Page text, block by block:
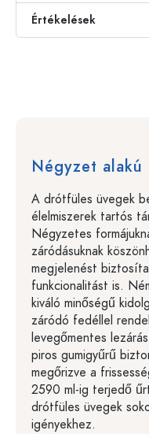
Értékelések
Négyzet
A drótfüles üvegek
élelmiszerek tartós
Négyzetes
záródásuknak
megjelenést
funkcionalitást is.
kiváló minőségű
záródó fedéllel
levegőmentes
piros gumigyűrű
megőrizve a
2590 ml-ig terjedő
drótfüles üvegek
igényekhez.